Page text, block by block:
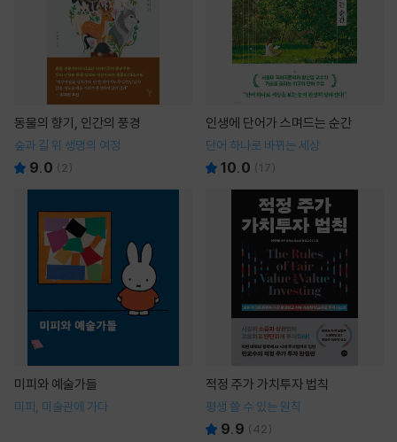
동물의 향기, 인간의 풍경
숲과 길 위 생명의 여정
9.0 ( 2)
인생에 단어가 스며드는 순간
단어 하나로 바뀌는 세상
10.0 (17)
미피와 예술가들
미피, 미술관에 가다
적정 주가 가치투자 법칙
평생 쓸 수 있는 원칙
9.9 (42)